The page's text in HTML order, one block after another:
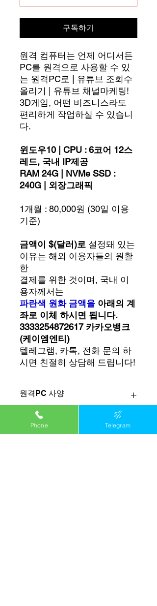
구독하기
원격 컴퓨터는 언제 어디서든
PC를 원격으로 사용할 수 있
는 원격PC로 | 유튜브 조회수
올리기 | 유튜브 채널마케팅!
3D게임, 어떤 비즈니스라도
편리하게 작업하실 수 있습니
다.
윈도우10 | CPU : 6코어 12스
레드, 국내 IP제공
RAM 24G | NVMe SSD :
240G | 외장그래픽
1개월 : 80,000원 (30일 이용
기준)
금액이 $(달러)로 설정돼 있는
이유는 해외 이용자들의 원활
한
결제를 위한 것이며, 국내 이
용자께서는
파란색 원화 금액을 아래의 계
좌로 이체 하시면 됩니다.
3333254872617 카카오뱅크
(케이엠엔티)
텔레그램, 카톡, 전화 문의 하
시면 친절히 상담해 드립니다!
원격PC 사양
리니지, 바람의나라 | 메이플스토리, 로
드나인 |
재구축 및 환불 정책
Phone Telegram